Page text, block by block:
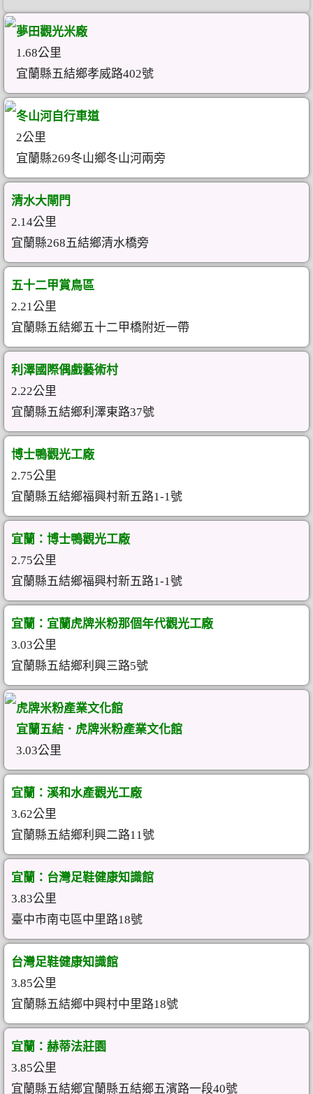
夢田觀光米廠
1.68公里
宜蘭縣五結鄉孝威路402號
冬山河自行車道
2公里
宜蘭縣269冬山鄉冬山河兩旁
清水大閘門
2.14公里
宜蘭縣268五結鄉清水橋旁
五十二甲賞鳥區
2.21公里
宜蘭縣五結鄉五十二甲橋附近一帶
利澤國際偶戲藝術村
2.22公里
宜蘭縣五結鄉利澤東路37號
博士鴨觀光工廠
2.75公里
宜蘭縣五結鄉福興村新五路1-1號
宜蘭：博士鴨觀光工廠
2.75公里
宜蘭縣五結鄉福興村新五路1-1號
宜蘭：宜蘭虎牌米粉那個年代觀光工廠
3.03公里
宜蘭縣五結鄉利興三路5號
虎牌米粉產業文化館
宜蘭五結．虎牌米粉產業文化館
3.03公里
宜蘭：溪和水產觀光工廠
3.62公里
宜蘭縣五結鄉利興二路11號
宜蘭：台灣足鞋健康知識館
3.83公里
臺中市南屯區中里路18號
台灣足鞋健康知識館
3.85公里
宜蘭縣五結鄉中興村中里路18號
宜蘭：赫蒂法莊園
3.85公里
宜蘭縣五結鄉宜蘭縣五結鄉五濱路一段40號